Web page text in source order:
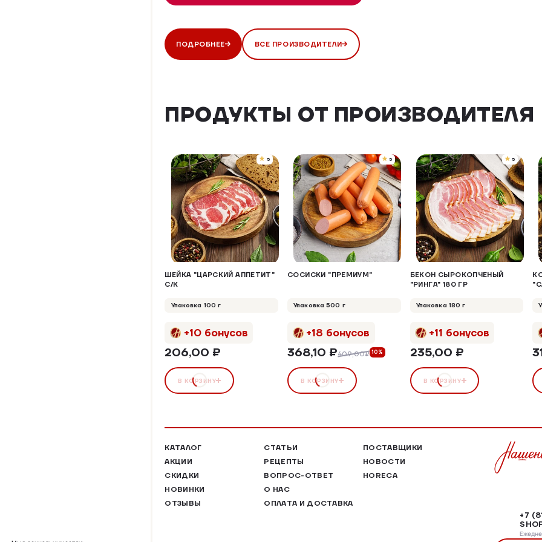
ПОДРОБНЕЕ ВСЕ ПРОИЗВОДИТЕЛИ
ПРОДУКТЫ ОТ ПРОИЗВОДИТЕЛЯ
5
ШЕЙКА "ЦАРСКИЙ АППЕТИТ"
С/К
Упаковка 100 г
+10 бонусов
206,00 ₽
В КОРЗИНУ
5
СОСИСКИ "ПРЕМИУМ"
Упаковка 500 г
+18 бонусов
368,10 ₽409,00₽ 10%
В КОРЗИНУ
5
БЕКОН СЫРОКОПЧЕНЫЙ
"РИНГА" 180 ГР
Упаковка 180 г
+11 бонусов
235,00 ₽
В КОРЗИНУ
КАТАЛОГ
АКЦИИ
СКИДКИ
НОВИНКИ
ОТЗЫВЫ
СТАТЬИ
РЕЦЕПТЫ
ВОПРОС-ОТВЕТ
О НАС
ОПЛАТА И ДОСТАВКА
ПОСТАВЩИКИ
НОВОСТИ
HORECA
+7